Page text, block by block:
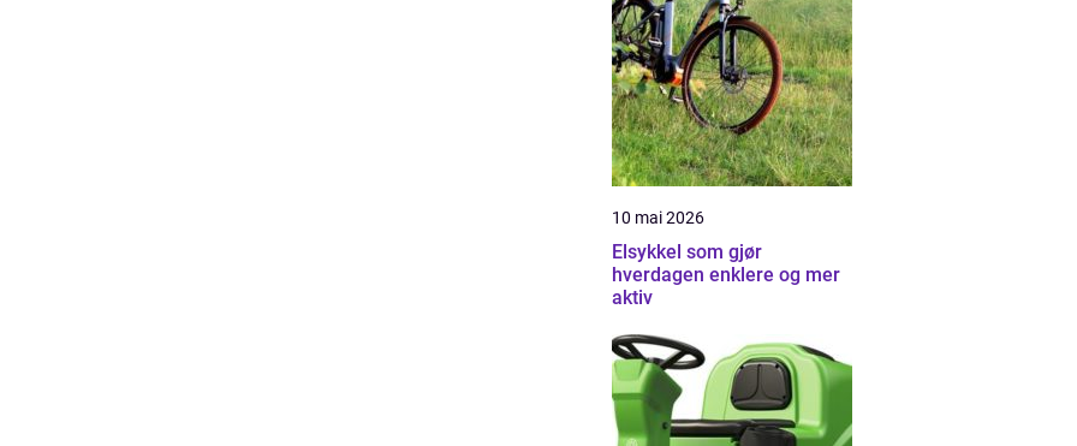
10 mai 2026
Elsykkel som gjør
hverdagen enklere og mer
aktiv